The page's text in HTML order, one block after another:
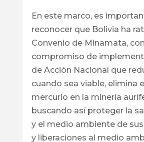
En este marco, es
reconocer que Bolivia ha
Convenio de Minamata,
compromiso de
de Acción Nacional que
cuando sea viable, elimina
mercurio en la minería
buscando así proteger la
y el medio ambiente de
y liberaciones al medio